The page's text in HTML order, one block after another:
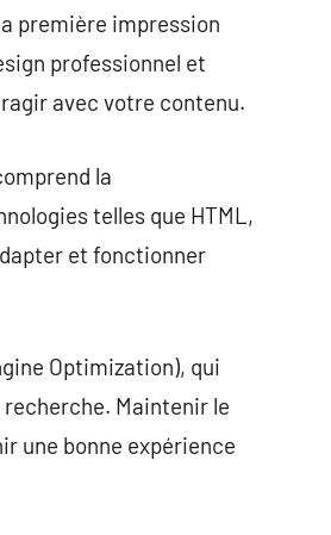
première impression
professionnel et
avec votre contenu.
la
telles que HTML,
et fonctionner
Optimization), qui
Maintenir le
une bonne expérience